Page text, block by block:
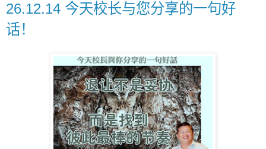
26.12.14 今天校长与您分享的一句好
话！